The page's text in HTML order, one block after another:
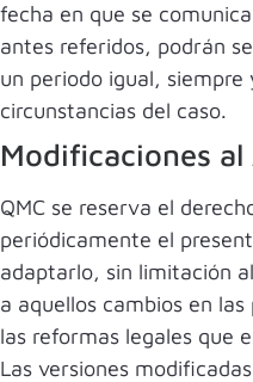
fecha en que se
antes referidos, podrán
un periodo igual,
circunstancias del caso.
Modificaciones al
QMC se reserva el
periódicamente el
adaptarlo, sin limitación
a aquellos cambios en
las reformas legales que
Las versiones